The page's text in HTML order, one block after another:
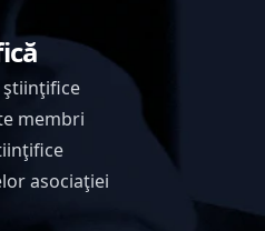
asociaţiei
membri